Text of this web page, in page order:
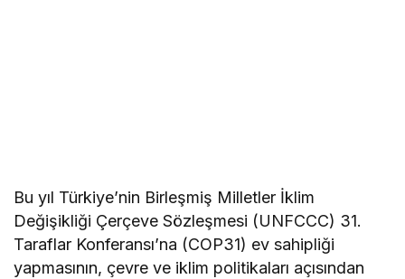
Bu yıl Türkiye’nin Birleşmiş Milletler İklim
Değişikliği Çerçeve Sözleşmesi (UNFCCC) 31.
Taraflar Konferansı’na (COP31) ev sahipliği
yapmasının, çevre ve iklim politikaları açısından